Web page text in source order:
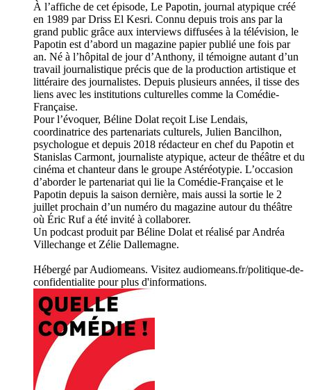
À l’affiche de cet épisode, Le Papotin, journal atypique créé
en 1989 par Driss El Kesri. Connu depuis trois ans par la
grand public grâce aux interviews diffusées à la télévision, le
Papotin est d’abord un magazine papier publié une fois par
an. Né à l’hôpital de jour d’Anthony, il témoigne autant d’un
travail journalistique précis que de la production artistique et
littéraire des journalistes. Depuis plusieurs années, il tisse des
liens avec les institutions culturelles comme la Comédie-
Française.
Pour l’évoquer, Béline Dolat reçoit Lise Lendais,
coordinatrice des partenariats culturels, Julien Bancilhon,
psychologue et depuis 2018 rédacteur en chef du Papotin et
Stanislas Carmont, journaliste atypique, acteur de théâtre et du
cinéma et chanteur dans le groupe Astéréotypie. L’occasion
d’aborder le partenariat qui lie la Comédie-Française et le
Papotin depuis la saison dernière, mais aussi la sortie le 2
juillet prochain d’un numéro du magazine autour du théâtre
où Éric Ruf a été invité à collaborer.
Un podcast produit par Béline Dolat et réalisé par Andréa
Villechange et Zélie Dallemagne.
Hébergé par Audiomeans. Visitez audiomeans.fr/politique-de-
confidentialite pour plus d'informations.